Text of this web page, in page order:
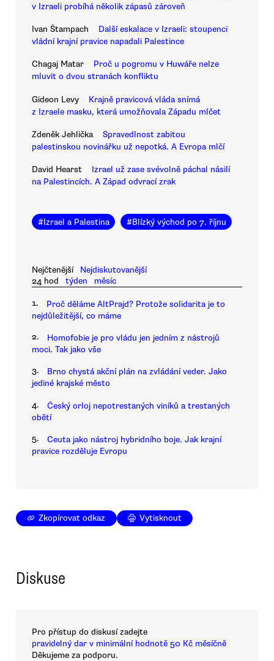
v Izraeli probíhá několik zápasů zároveň
Ivan Štampach
Další eskalace v Izraeli: stoupenci
vládní krajní pravice napadali Palestince
Chagaj Matar
Proč u pogromu v Huwáře nelze
mluvit o dvou stranách konfliktu
Gideon Levy
Krajně pravicová vláda snímá
z Izraele masku, která umožňovala Západu mlčet
Zdeněk Jehlička
Spravedlnost zabitou
palestinskou novinářku už nepotká. A Evropa mlčí
David Hearst
Izrael už zase svévolně páchal násilí
na Palestincích. A Západ odvrací zrak
#Izrael a Palestina #Blízký východ po 7. říjnu
Nejčtenější
Nejdiskutovanější
24 hod
týden měsíc
1.
Proč děláme AltPrajd? Protože solidarita je to
nejdůležitější, co máme
2.
Homofobie je pro vládu jen jedním z nástrojů
moci. Tak jako vše
3.
Brno chystá akční plán na zvládání veder. Jako
jediné krajské město
4.
Český orloj nepotrestaných viníků a trestaných
obětí
5.
Ceuta jako nástroj hybridního boje. Jak krajní
pravice rozděluje Evropu
Zkopírovat odkaz Vytisknout
Diskuse
Pro přístup do diskusí zadejte
pravidelný dar v minimální hodnotě 50 Kč měsíčně
Děkujeme za podporu.